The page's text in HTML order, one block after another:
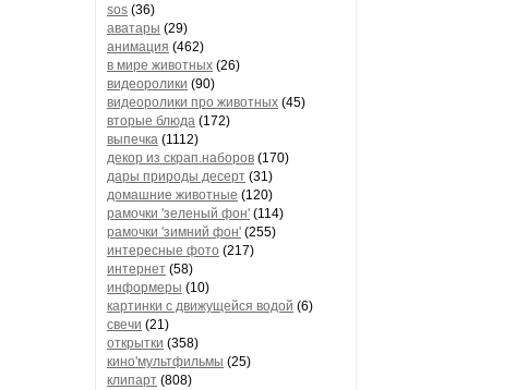
sos (36)
аватары (29)
анимация (462)
в мире животных (26)
видеоролики (90)
видеоролики про животных (45)
вторые блюда (172)
выпечка (1112)
декор из скрап.наборов (170)
дары природы десерт (31)
домашние животные (120)
рамочки 'зеленый фон' (114)
рамочки 'зимний фон' (255)
интересные фото (217)
интернет (58)
информеры (10)
картинки с движущейся водой (6)
свечи (21)
открытки (358)
кино'мультфильмы (25)
клипарт (808)